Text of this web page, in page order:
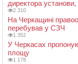
директора
2 310
На Черкащині
перебував у СЗЧ
1 352
У Черкасах
площу
1 178